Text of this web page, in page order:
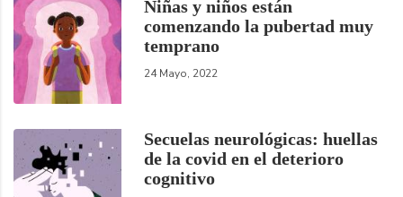
Niñas y niños están
comenzando la pubertad muy
temprano
24 Mayo, 2022
Secuelas neurológicas: huellas
de la covid en el deterioro
cognitivo